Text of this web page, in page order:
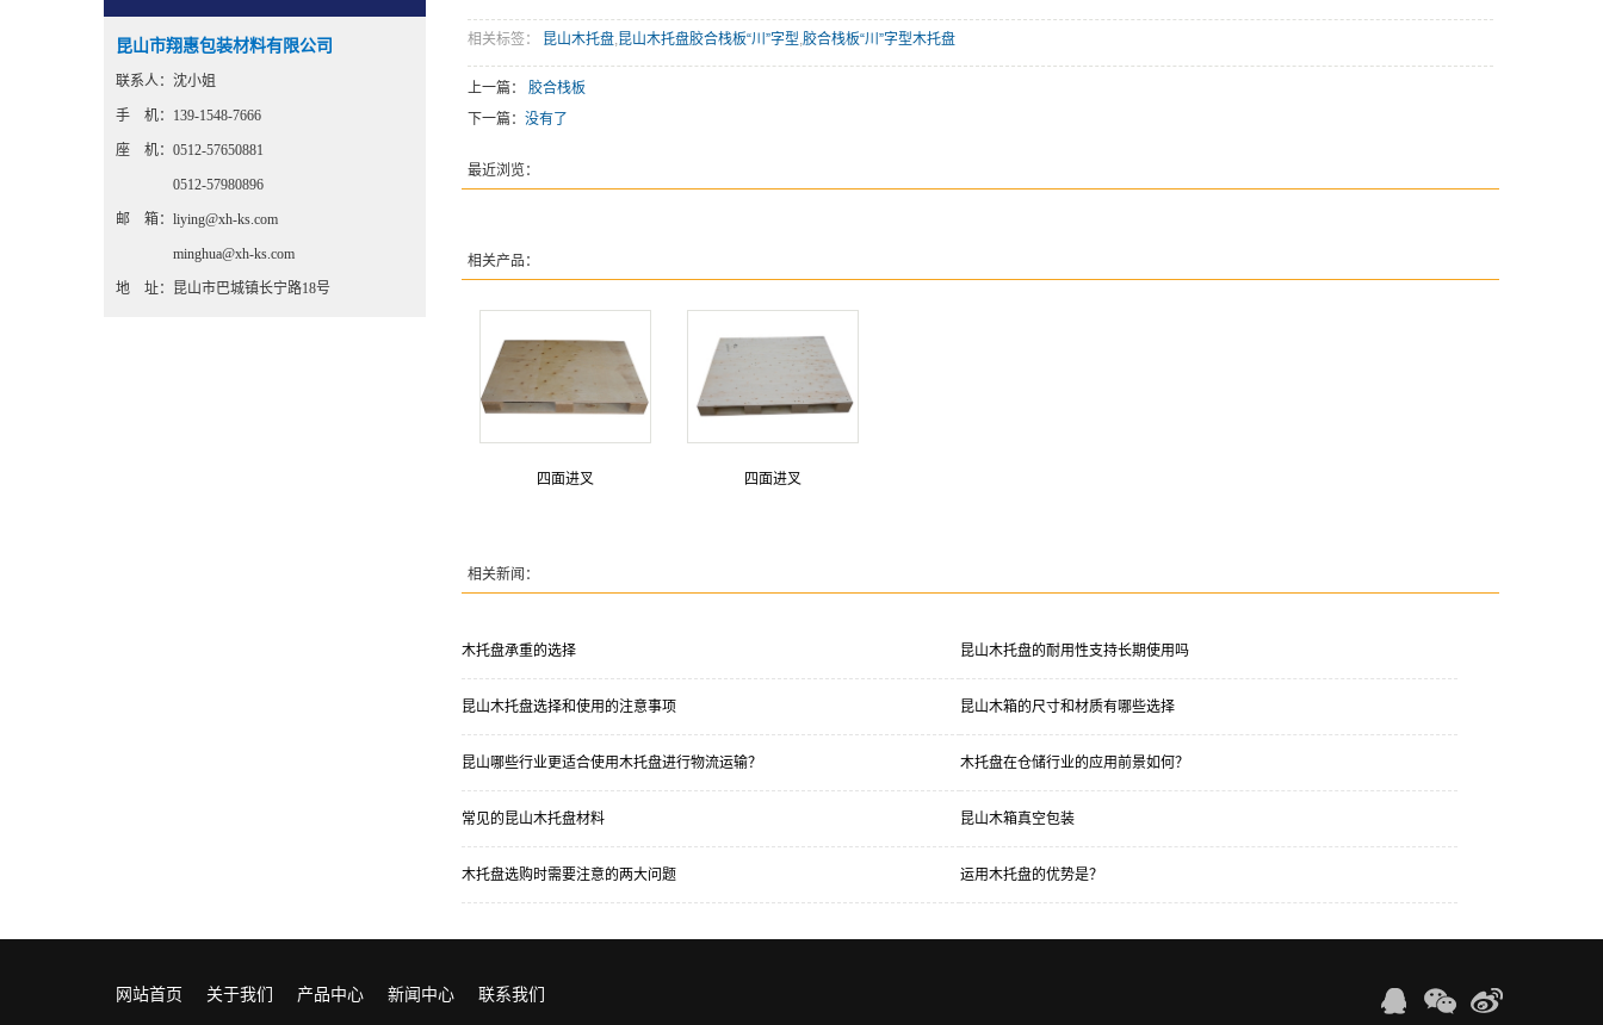
昆山市翔惠包装材料有限公司
联系人：沈小姐
手 机： 139-1548-7666
座 机：0512-57650881
0512-57980896
邮 箱：liying@xh-ks.com
minghua@xh-ks.com
地 址：昆山市巴城镇长宁路18号
相关标签： 昆山木托盘,昆山木托盘胶合栈板“川”字型,胶合栈板“川”字型木托盘
上一篇： 胶合栈板
下一篇： 没有了
最近浏览：
相关产品：
四面进叉 四面进叉
相关新闻：
木托盘承重的选择 昆山木托盘的耐用性支持长期使用吗
昆山木托盘选择和使用的注意事项 昆山木箱的尺寸和材质有哪些选择
昆山哪些行业更适合使用木托盘进行物流运输？ 木托盘在仓储行业的应用前景如何？
常见的昆山木托盘材料 昆山木箱真空包装
木托盘选购时需要注意的两大问题 运用木托盘的优势是？
网站首页 关于我们 产品中心 新闻中心 联系我们